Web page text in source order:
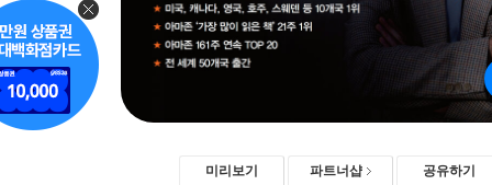
미리보기 파트너샵 공유하기